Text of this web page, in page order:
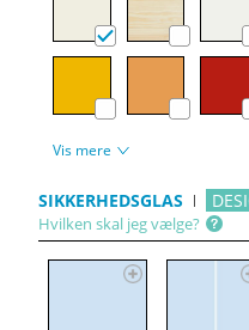
Vis mere
SIKKERHEDSGLAS
Hvilken skal jeg vælge?